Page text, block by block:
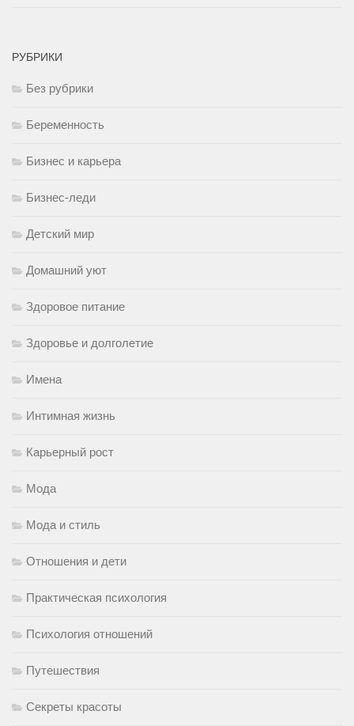
РУБРИКИ
Без рубрики
Беременность
Бизнес и карьера
Бизнес-леди
Детский мир
Домашний уют
Здоровое питание
Здоровье и долголетие
Имена
Интимная жизнь
Карьерный рост
Мода
Мода и стиль
Отношения и дети
Практическая психология
Психология отношений
Путешествия
Секреты красоты